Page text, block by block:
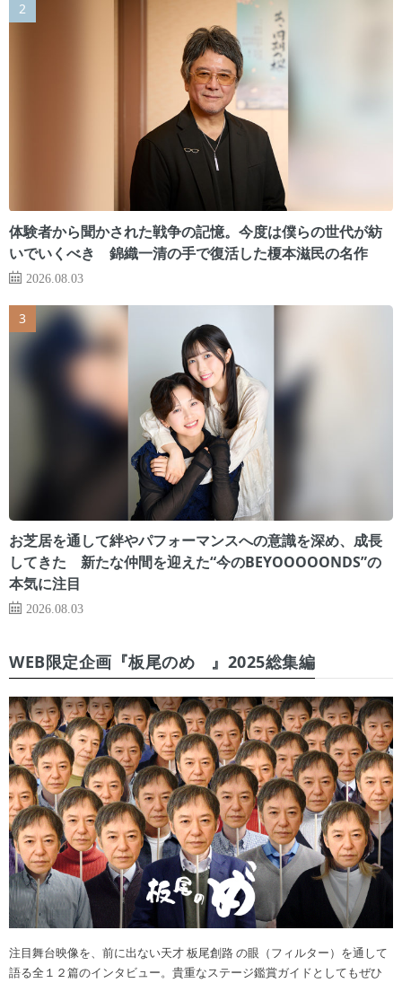
体験者から聞かされた戦争の記憶。今度は僕らの世代が紡
いでいくべき 錦織一清の手で復活した榎本滋民の名作
2026.08.03
お芝居を通して絆やパフォーマンスへの意識を深め、成長
してきた 新たな仲間を迎えた“今のBEYOOOOONDS”の
本気に注目
2026.08.03
WEB限定企画『板尾のめ゙』2025総集編
注目舞台映像を、前に出ない天才 板尾創路 の眼（フィルター）を通して
語る全１２篇のインタビュー。貴重なステージ鑑賞ガイドとしてもぜひ